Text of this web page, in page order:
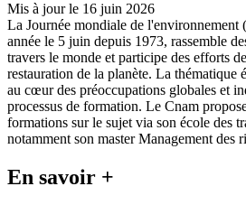
Mis à jour le 16 juin 2026
La Journée mondiale de l'environnement
année le 5 juin depuis 1973, rassemble
travers le monde et participe des efforts
restauration de la planète. La thématique
au cœur des préoccupations globales et
processus de formation. Le Cnam
formations sur le sujet via son école des
notamment son master Management des
En savoir +